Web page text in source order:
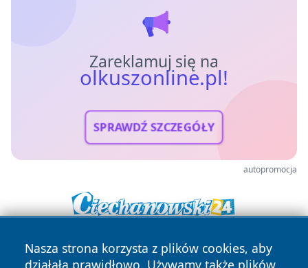
Zareklamuj się na
olkuszonline.pl!
SPRAWDŹ SZCZEGÓŁY
autopromocja
Nasza strona korzysta z plików cookies, aby
działała prawidłowo. Używamy także plików